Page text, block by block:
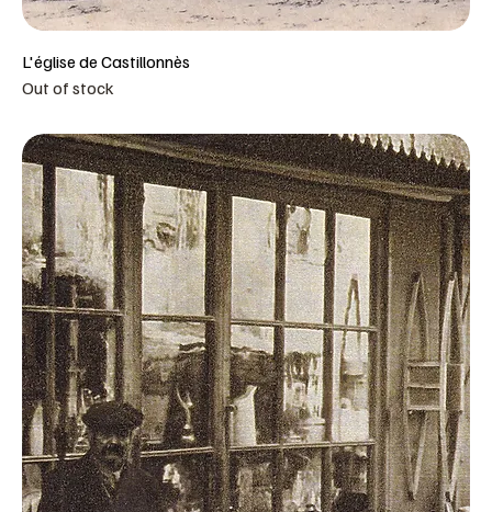
L'église de Castillonnès
Out of stock